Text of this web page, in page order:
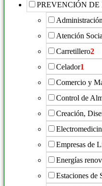
PREVENCIÓN DE
Atención
Carretillero2
Celador1
Comercio y
Control de
Creación,
Empresas de
Energías
Estaciones de